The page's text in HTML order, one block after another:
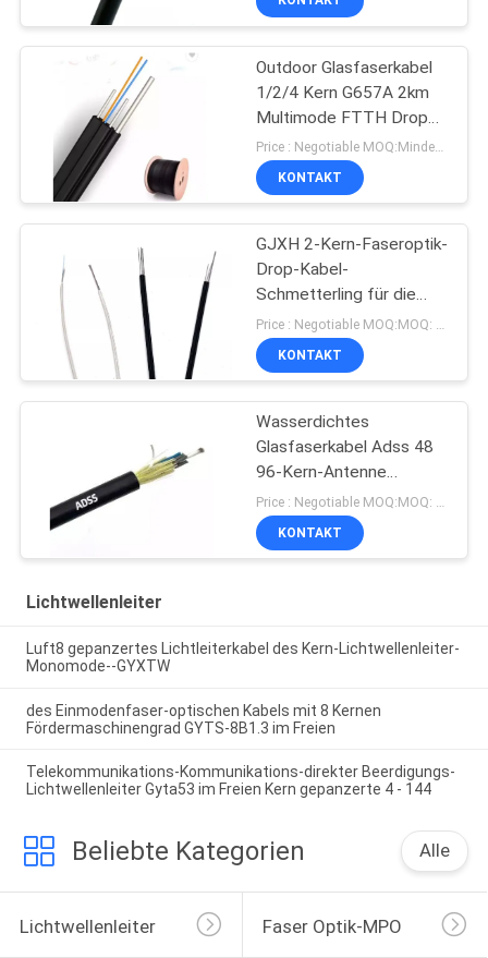
Mitgliedszwei
Outdoor Glasfaserkabel
1/2/4 Kern G657A 2km
Multimode FTTH Drop
Cable GJYXCH
Price : Negotiable MOQ:Mindestbestellmenge: 1000 Meter
KONTAKT
GJXH 2-Kern-Faseroptik-
Drop-Kabel-
Schmetterling für die
im Innenbereich
Price : Negotiable MOQ:MOQ: 1000meter
KONTAKT
Wasserdichtes
Glasfaserkabel Adss 48
96-Kern-Antenne
Singlemode
100/200/300 m
Spannweite
KONTAKT
Lichtwellenleiter
Luft8 gepanzertes Lichtleiterkabel des Kern-Lichtwellenleiter-
Monomode--GYXTW
des Einmodenfaser-optischen Kabels mit 8 Kernen
Fördermaschinengrad GYTS-8B1.3 im Freien
Telekommunikations-Kommunikations-direkter Beerdigungs-
Lichtwellenleiter Gyta53 im Freien Kern gepanzerte 4 - 144
Beliebte Kategorien Alle
Lichtwellenleiter Faser Optik-MPO